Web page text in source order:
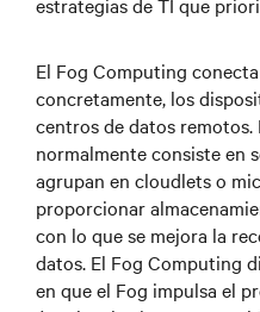
El Fog Computing
concretamente, los
centros de datos
normalmente consiste en
agrupan en cloudlets o
proporcionar
con lo que se mejora la
datos. El Fog Computing
en que el Fog impulsa el